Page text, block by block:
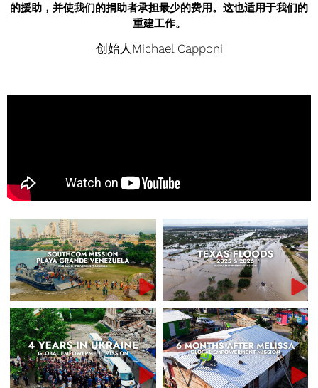
的援助，并使我们的捐助者承担最少的费用。这也适用于我们的
重建工作。
创始人Michael Capponi